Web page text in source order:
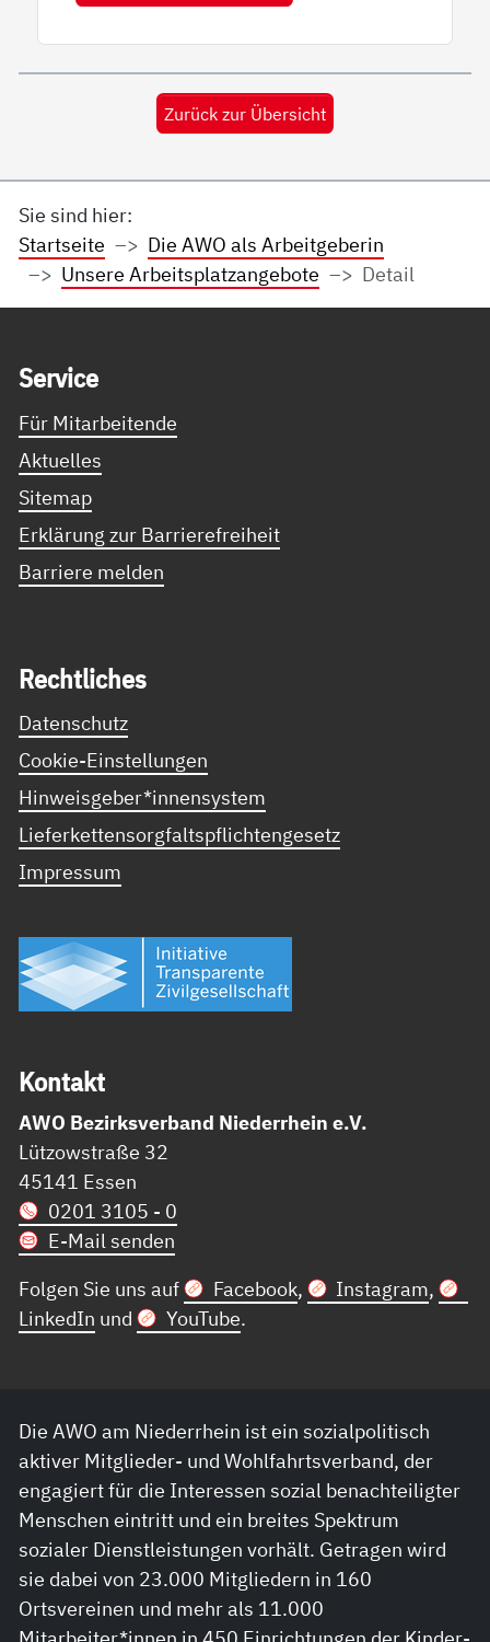
Zurück zur Übersicht
Sie sind hier:
Startseite
Die AWO als Arbeitgeberin
Unsere Arbeitsplatzangebote
Detail
Ser­vice
Für Mitarbeitende
Aktuelles
Sitemap
Erklärung zur Barrierefreiheit
Barriere melden
Recht­li­ches
Datenschutz
Cookie-Einstellungen
Hinweisgeber*innensystem
Lieferkettensorgfaltspflichtengesetz
Impressum
Kon­takt
AWO Bezirksverband Niederrhein e.V.
Lützowstraße 32
45141 Essen
0201 3105 - 0
E-Mail senden
Folgen Sie uns auf
Facebook, Instagram,
LinkedIn und YouTube.
Die AWO am Niederrhein ist ein sozialpolitisch
aktiver Mitglieder- und Wohlfahrtsverband, der
engagiert für die Interessen sozial benachteiligter
Menschen eintritt und ein breites Spektrum
sozialer Dienstleistungen vorhält. Getragen wird
sie dabei von 23.000 Mitgliedern in 160
Ortsvereinen und mehr als 11.000